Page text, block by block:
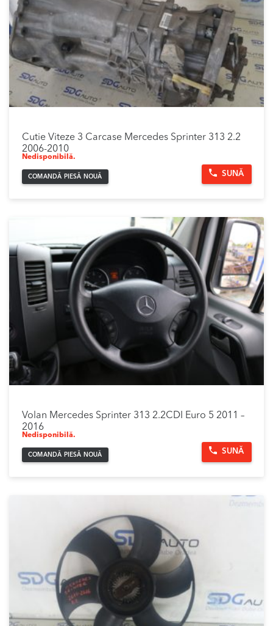
Cutie Viteze 3 Carcase Mercedes Sprinter 313 2.2
2006-2010
Nedisponibilă.
COMANDĂ PIESĂ NOUĂ SUNĂ
Volan Mercedes Sprinter 313 2.2CDI Euro 5 2011 –
2016
Nedisponibilă.
COMANDĂ PIESĂ NOUĂ SUNĂ